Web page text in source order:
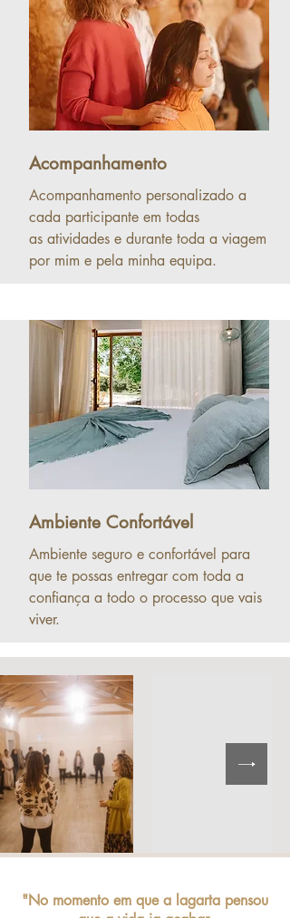
Acompanhamento
Acompanhamento personalizado a
cada participante em todas
as atividades e durante toda a viagem
por mim e pela minha equipa.
Ambiente Confortável
Ambiente seguro e confortável para
que te possas entregar com toda a
confiança a todo o processo que vais
viver.
"No momento em que a lagarta pensou